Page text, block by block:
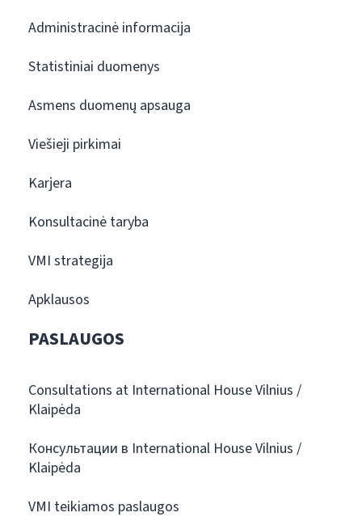
Administracinė informacija
Statistiniai duomenys
Asmens duomenų apsauga
Viešieji pirkimai
Karjera
Konsultacinė taryba
VMI strategija
Apklausos
PASLAUGOS
Consultations at International House Vilnius /
Klaipėda
Консультации в International House Vilnius /
Klaipėda
VMI teikiamos paslaugos